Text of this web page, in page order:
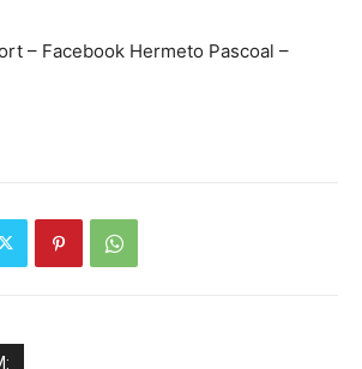
– Facebook Hermeto Pascoal –